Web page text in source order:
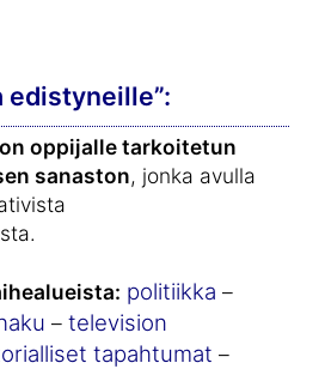
edistyneille”:
oppijalle tarkoitetun
sanaston, jonka avulla
politiikka –
– television
tapahtumat –